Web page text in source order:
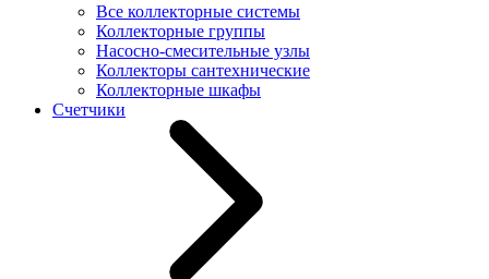
Все коллекторные системы
Коллекторные группы
Насосно-смесительные узлы
Коллекторы сантехнические
Коллекторные шкафы
Счетчики